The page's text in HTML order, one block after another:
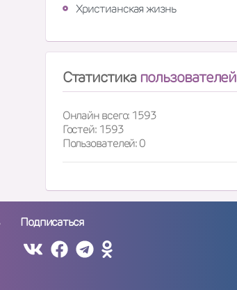
Христианская жизнь
Статистика пользователей
Онлайн всего: 1593
Гостей: 1593
Пользователей: 0
Подписаться